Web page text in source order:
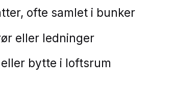
ofte samlet i bunker
eller ledninger
bytte i loftsrum